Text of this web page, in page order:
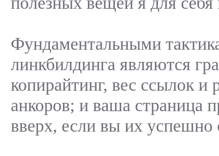
Фундаментальными
линкбилдинга являются
копирайтинг, вес ссылок и
анкоров; и ваша страница
вверх, если вы их успешно